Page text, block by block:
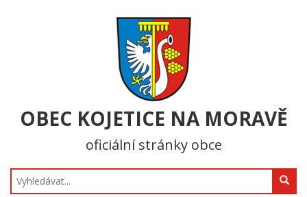
OBEC KOJETICE NA MORAVĚ
oficiální stránky obce
Hledat